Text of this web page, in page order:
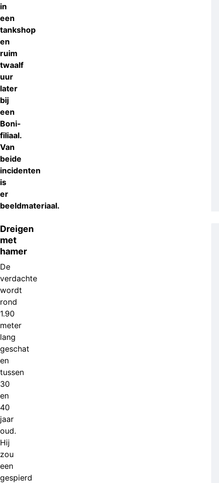
in
een
tankshop
en
ruim
twaalf
uur
later
bij
een
Boni-
filiaal.
Van
beide
incidenten
is
er
beeldmateriaal.
Dreigen
met
hamer
De
verdachte
wordt
rond
1.90
meter
lang
geschat
en
tussen
30
en
40
jaar
oud.
Hij
zou
een
gespierd